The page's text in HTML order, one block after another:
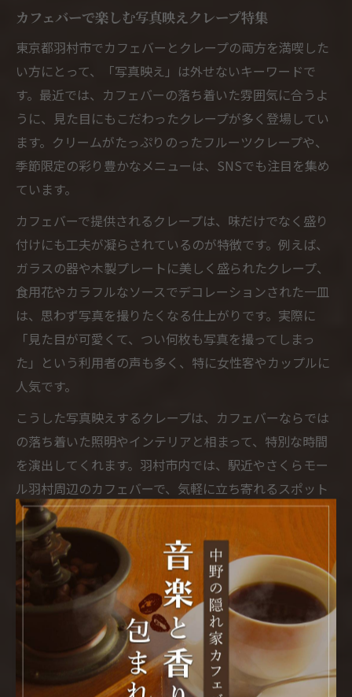
カフェバーで楽しむ写真映えクレープ特集
東京都羽村市でカフェバーとクレープの両方を満喫した
い方にとって、「写真映え」は外せないキーワードで
す。最近では、カフェバーの落ち着いた雰囲気に合うよ
うに、見た目にもこだわったクレープが多く登場してい
ます。クリームがたっぷりのったフルーツクレープや、
季節限定の彩り豊かなメニューは、SNSでも注目を集め
ています。
カフェバーで提供されるクレープは、味だけでなく盛り
付けにも工夫が凝らされているのが特徴です。例えば、
ガラスの器や木製プレートに美しく盛られたクレープ、
食用花やカラフルなソースでデコレーションされた一皿
は、思わず写真を撮りたくなる仕上がりです。実際に
「見た目が可愛くて、つい何枚も写真を撮ってしまっ
た」という利用者の声も多く、特に女性客やカップルに
人気です。
こうした写真映えするクレープは、カフェバーならでは
の落ち着いた照明やインテリアと相まって、特別な時間
を演出してくれます。羽村市内では、駅近やさくらモー
ル羽村周辺のカフェバーで、気軽に立ち寄れるスポット
も増えているため、初めての方も安心して訪れやすいの
が魅力です。
羽村市カフェバーのSNS映えするクレープ体験
羽村市のカフェバーでは、SNS映えを意識したクレープ
体験が話題です。特に若年層や学生、インフルエンサー
層の間では、クレープの写真を投稿することが一つの楽
しみとなっています。店舗ごとに異なる盛り付けや器、